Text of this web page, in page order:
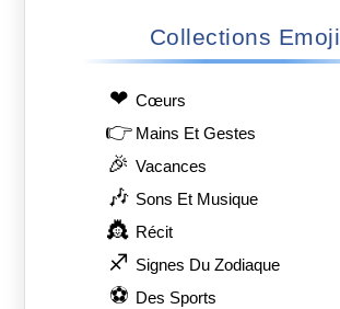
Collections Emoji
❤ Сœurs
👉 Mains Et Gestes
🎉 Vacances
🎶 Sons Et Musique
👸 Récit
♐ Signes Du Zodiaque
⚽ Des Sports